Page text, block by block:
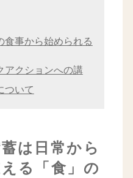
食事から始められる
アクションへの講
ついて
は日常から
える「食」の